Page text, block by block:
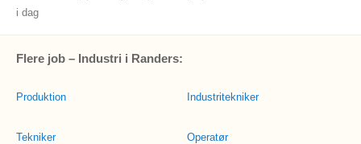
i dag
Flere job – Industri i Randers:
Produktion
Tekniker
Industritekniker
Operatør